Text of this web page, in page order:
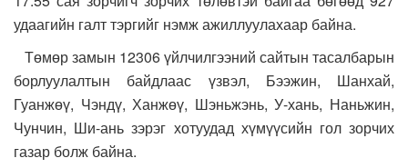
удаагийн галт тэргийг нэмж ажиллуулахаар байна.
Төмөр замын 12306 үйлчилгээний сайтын тасалбарын
борлуулалтын байдлаас үзвэл, Бээжин, Шанхай,
Гуанжөү, Чэндү, Ханжөү, Шэньжэнь, У-хань, Наньжин,
Чунчин, Ши-ань зэрэг хотуудад хүмүүсийн гол зорчих
газар болж байна.